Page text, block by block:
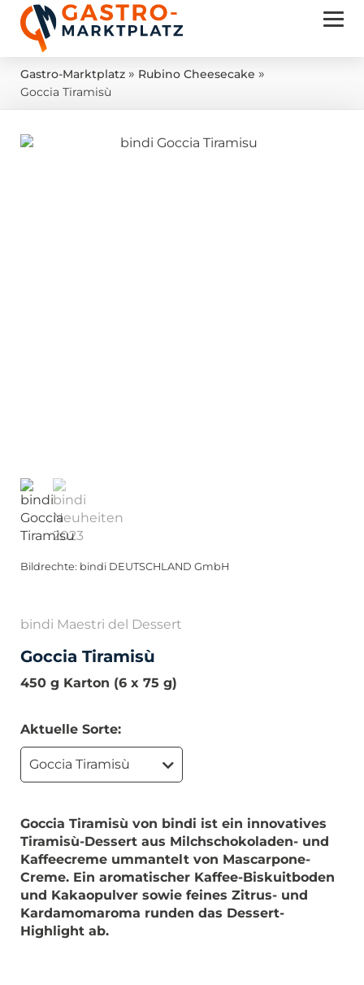
Gastro-Marktplatz » Rubino Cheesecake »
Goccia Tiramisù
Bildrechte: bindi DEUTSCHLAND GmbH
bindi Maestri del Dessert
Goccia Tiramisù
450 g Karton (6 x 75 g)
Aktuelle Sorte:
Goccia Tiramisù
Goccia Tiramisù von bindi ist ein innovatives
Tiramisù-Dessert aus Milchschokoladen- und
Kaffeecreme ummantelt von Mascarpone-
Creme. Ein aromatischer Kaffee-Biskuitboden
und Kakaopulver sowie feines Zitrus- und
Kardamomaroma runden das Dessert-
Highlight ab.